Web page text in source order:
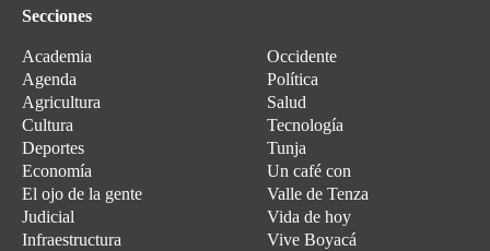
Secciones
Academia
Agenda
Agricultura
Cultura
Deportes
Economía
El ojo de la gente
Judicial
Infraestructura
Occidente
Política
Salud
Tecnología
Tunja
Un café con
Valle de Tenza
Vida de hoy
Vive Boyacá